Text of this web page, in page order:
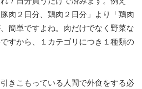
肉２日分、鶏肉２日分」より「鶏肉
簡単ですよね。肉だけでなく野菜な
すから、１カテゴリにつき１種類の
きこもっている人間で外食をする必